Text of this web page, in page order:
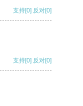
支持[0] 反对[0]
支持[0] 反对[0]